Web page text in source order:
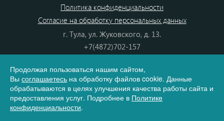
Политика конфиденциальности
Согласие на обработку персональных данных
г. Тула, ул. Жуковского, д. 13.
+7(4872)702-157
8(800) 555-80-87
e-mail:info@dono.su
Продолжая пользоваться нашим сайтом,
Вы соглашаетесь на обработку файлов cookie. Данные
обрабатываются в целях улучшения качества работы сайта и
предоставления услуг. Подробнее в Политике
конфиденциальности.